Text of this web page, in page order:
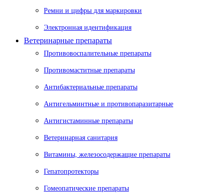
Ремни и цифры для маркировки
Электронная идентификация
Ветеринарные препараты
Противовоспалительные препараты
Противомаститные препараты
Антибактериальные препараты
Антигельминтные и противопаразитарные
Антигистаминные препараты
Ветеринарная санитария
Витамины, железосодержащие препараты
Гепатопротекторы
Гомеопатические препараты